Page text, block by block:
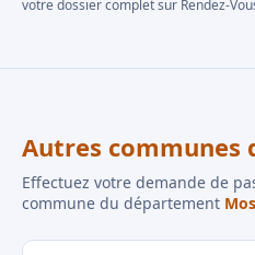
votre dossier complet sur Rendez-
Autres communes
Effectuez votre demande de
commune du département